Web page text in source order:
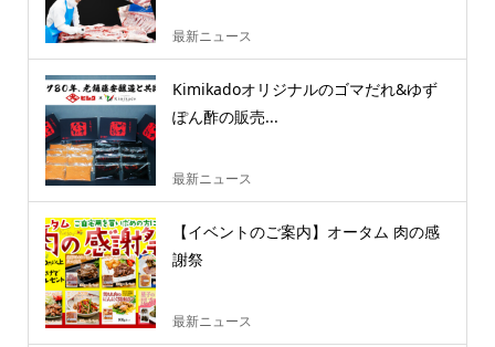
最新ニュース
Kimikadoオリジナルのゴマだれ&ゆず
ぽん酢の販売...
最新ニュース
【イベントのご案内】オータム 肉の感
謝祭
最新ニュース